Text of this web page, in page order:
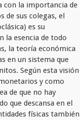
con la importancia de
de sus colegas, el
es su
la esencia de todo
la teoría económica
en un sistema que
Según esta visión
y como
de que no hay
que descansa en el
físicas también